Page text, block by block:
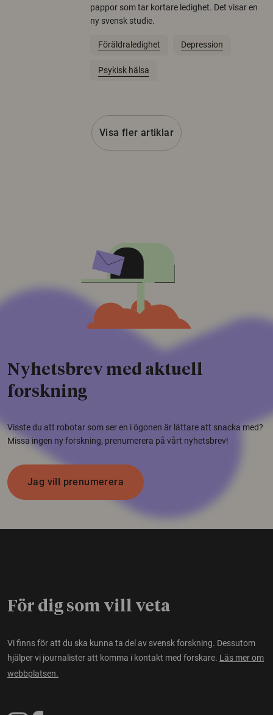
pappor som tar kortare ledighet. Det visar en
ny svensk studie.
Föräldraledighet Depression
Psykisk hälsa
Visa fler artiklar
Nyhetsbrev med aktuell
forskning
Visste du att robotar som ser en i ögonen är lättare att snacka med?
Missa ingen ny forskning, prenumerera på vårt nyhetsbrev!
Jag vill prenumerera
För dig som vill veta
Vi finns för att du ska kunna ta del av svensk forskning. Dessutom
hjälper vi journalister att komma i kontakt med forskare. Läs mer om
webbplatsen.